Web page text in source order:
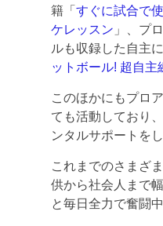
籍「すぐに試合で
ケレッスン 」、プ
ルも収録した自主
ットボール! 超自主
このほかにもプロ
ても活動しており
ンタルサポートを
これまでのさまざ
供から社会人まで
と毎日全力で奮闘中